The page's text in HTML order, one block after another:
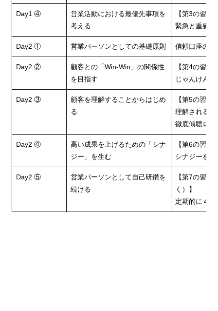
Day1 ④
営業活動における最優先事項を
考える
【第3の習
緊急と重要
Day2 ① 営業パーソンとしての基礎原則 信頼口座の考
Day2 ②
顧客との「Win-Win」の関係性
を目指す
【第4の習
じゃんけん大
Day2 ③
顧客を理解することからはじめ
る
【第5の習
理解される】
徹底傾聴ロ
Day2 ④
高い成果を上げるための「シナ
ジー」を生む
【第6の習
シナジーを
Day2 ⑤
営業パーソンとして自己研鑽を
続ける
【第7の習
く）】
定期的に４